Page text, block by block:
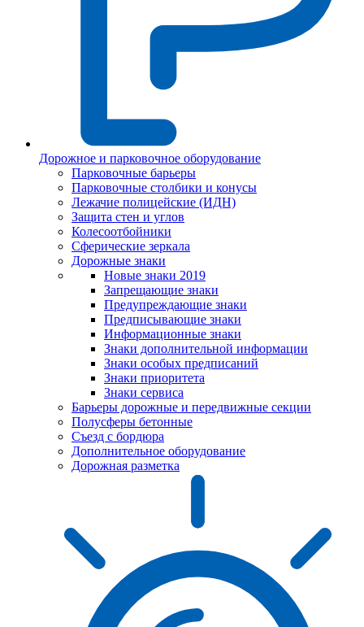
Дорожное и парковочное оборудование
Парковочные барьеры
Парковочные столбики и конусы
Лежачие полицейские (ИДН)
Защита стен и углов
Колесоотбойники
Сферические зеркала
Дорожные знаки
Новые знаки 2019
Запрещающие знаки
Предупреждающие знаки
Предписывающие знаки
Информационные знаки
Знаки дополнительной информации
Знаки особых предписаний
Знаки приоритета
Знаки сервиса
Барьеры дорожные и передвижные секции
Полусферы бетонные
Съезд с бордюра
Дополнительное оборудование
Дорожная разметка